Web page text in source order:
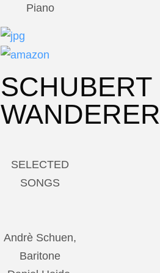
Piano
SCHUBERT
WANDERER
SELECTED
SONGS
Andrè Schuen,
Baritone